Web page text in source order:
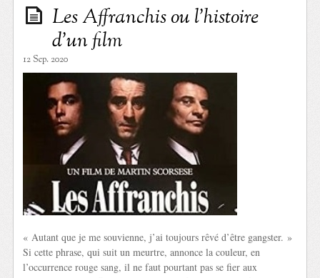
Les Affranchis ou l’histoire
d’un film
12 Sep. 2020
« Autant que je me souvienne, j’ai toujours rêvé d’être gangster. »
Si cette phrase, qui suit un meurtre, annonce la couleur, en
l’occurrence rouge sang, il ne faut pourtant pas se fier aux